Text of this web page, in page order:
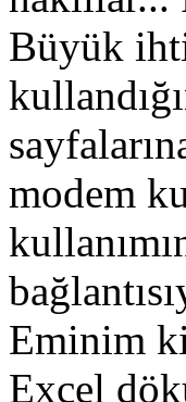
Büyük
modem
Eminim
Excel